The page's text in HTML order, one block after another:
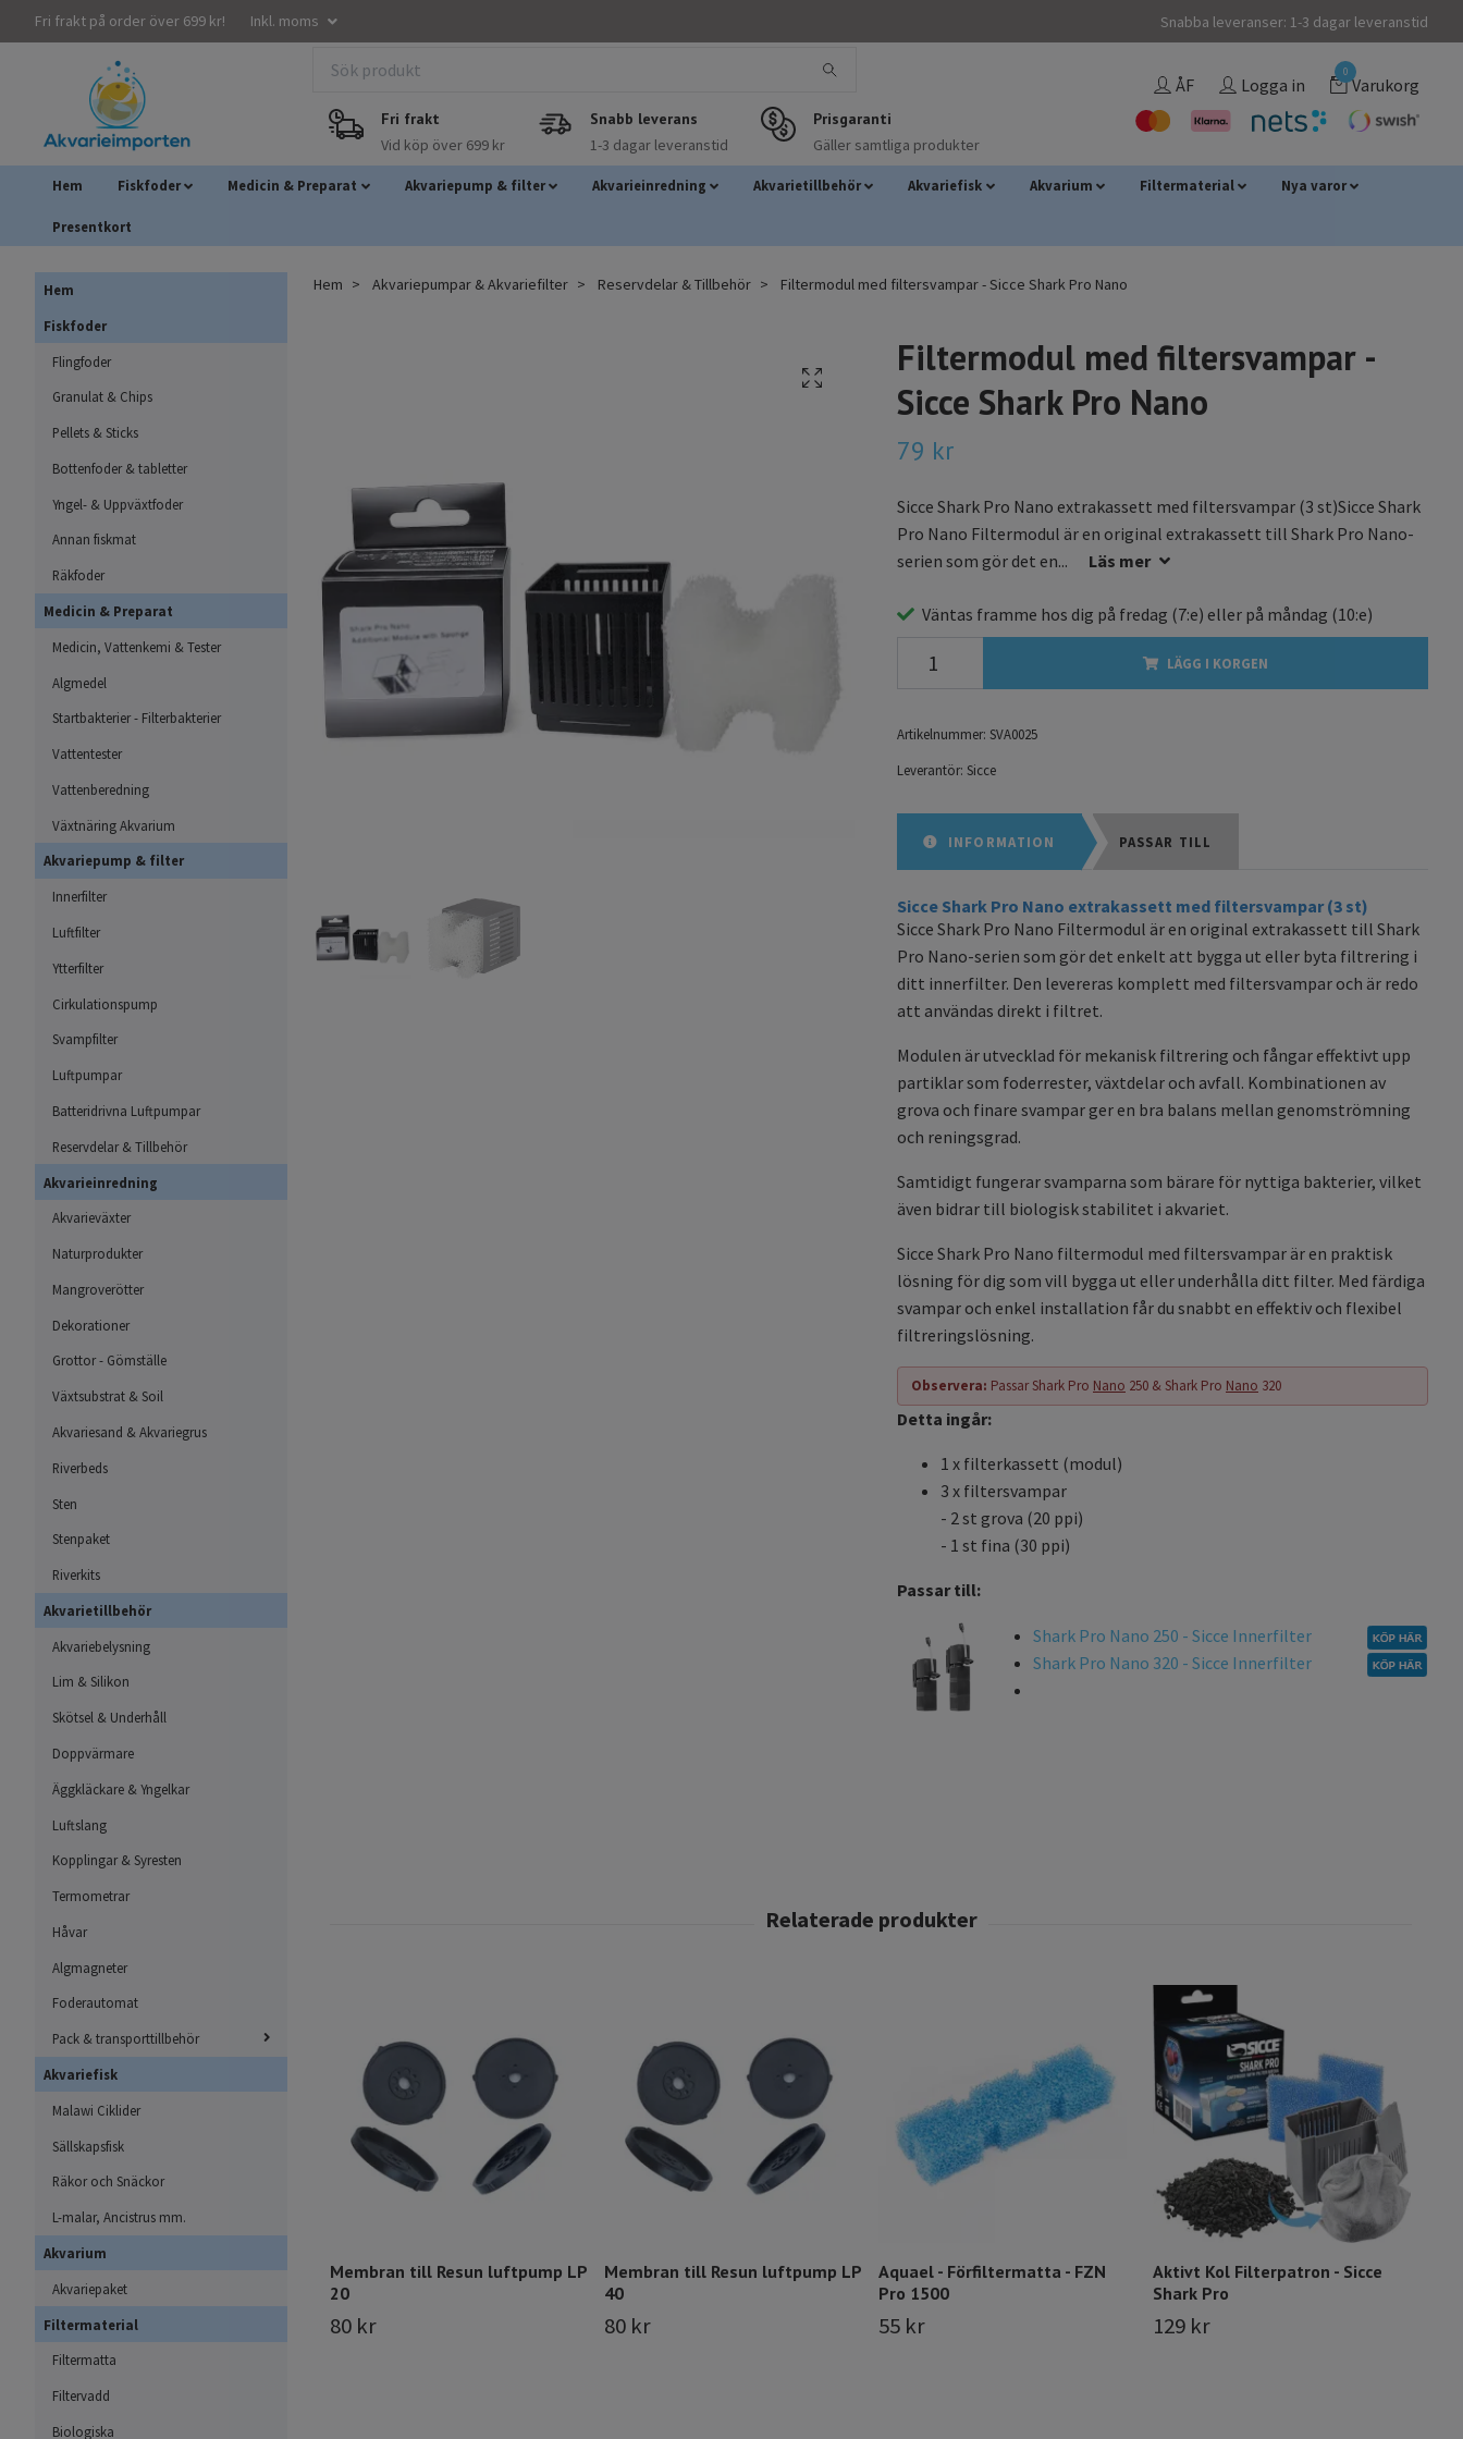
Fri frakt på order över 699 kr! Inkl. moms Snabba leveranser: 1-3 dagar leveranstid
Fri frakt
Vid köp över 699 kr
Snabb leverans
1-3 dagar leveranstid
Prisgaranti
Gäller samtliga produkter
ÅF Logga in
0
Varukorg
Hem Fiskfoder Medicin & Preparat Akvariepump & filter Akvarieinredning Akvarietillbehör Akvariefisk Akvarium Filtermaterial Nya varor
Presentkort
Hem
Fiskfoder
Flingfoder
Granulat & Chips
Pellets & Sticks
Bottenfoder & tabletter
Yngel- & Uppväxtfoder
Annan fiskmat
Räkfoder
Medicin & Preparat
Medicin, Vattenkemi & Tester
Algmedel
Startbakterier - Filterbakterier
Vattentester
Vattenberedning
Växtnäring Akvarium
Akvariepump & filter
Innerfilter
Luftfilter
Ytterfilter
Cirkulationspump
Svampfilter
Luftpumpar
Batteridrivna Luftpumpar
Reservdelar & Tillbehör
Akvarieinredning
Akvarieväxter
Naturprodukter
Mangroverötter
Dekorationer
Grottor - Gömställe
Växtsubstrat & Soil
Akvariesand & Akvariegrus
Riverbeds
Sten
Stenpaket
Riverkits
Akvarietillbehör
Akvariebelysning
Lim & Silikon
Skötsel & Underhåll
Doppvärmare
Äggkläckare & Yngelkar
Luftslang
Kopplingar & Syresten
Termometrar
Håvar
Algmagneter
Foderautomat
Pack & transporttillbehör
Akvariefisk
Malawi Ciklider
Sällskapsfisk
Räkor och Snäckor
L-malar, Ancistrus mm.
Akvarium
Akvariepaket
Filtermaterial
Filtermatta
Filtervadd
Biologiska
Hem Akvariepumpar & Akvariefilter Reservdelar & Tillbehör Filtermodul med filtersvampar - Sicce Shark Pro Nano
Filtermodul med filtersvampar -
Sicce Shark Pro Nano
79 kr
Sicce Shark Pro Nano extrakassett med filtersvampar (3 st)Sicce Shark
Pro Nano Filtermodul är en original extrakassett till Shark Pro Nano-
serien som gör det en...
Läs mer
Väntas framme hos dig på fredag (7:e) eller på måndag (10:e)
LÄGG I KORGEN
Artikelnummer: SVA0025
Leverantör: Sicce
INFORMATION PASSAR TILL
Sicce Shark Pro Nano extrakassett med filtersvampar (3 st)
Sicce Shark Pro Nano Filtermodul är en original extrakassett till Shark
Pro Nano-serien som gör det enkelt att bygga ut eller byta filtrering i
ditt innerfilter. Den levereras komplett med filtersvampar och är redo
att användas direkt i filtret.
Modulen är utvecklad för mekanisk filtrering och fångar effektivt upp
partiklar som foderrester, växtdelar och avfall. Kombinationen av
grova och finare svampar ger en bra balans mellan genomströmning
och reningsgrad.
Samtidigt fungerar svamparna som bärare för nyttiga bakterier, vilket
även bidrar till biologisk stabilitet i akvariet.
Sicce Shark Pro Nano filtermodul med filtersvampar är en praktisk
lösning för dig som vill bygga ut eller underhålla ditt filter. Med färdiga
svampar och enkel installation får du snabbt en effektiv och flexibel
filtreringslösning.
Observera: Passar Shark Pro Nano 250 & Shark Pro Nano 320
Detta ingår:
1 x filterkassett (modul)
3 x filtersvampar
- 2 st grova (20 ppi)
- 1 st fina (30 ppi)
Passar till:
Shark Pro Nano 250 - Sicce Innerfilter
Shark Pro Nano 320 - Sicce Innerfilter
Membran till Resun luftpump LP
20
80 kr
Membran till Resun luftpump LP
40
80 kr
Aquael - Förfiltermatta - FZN
Pro 1500
55 kr
Aktivt Kol Filterpatron - Sicce
Shark Pro
129 kr